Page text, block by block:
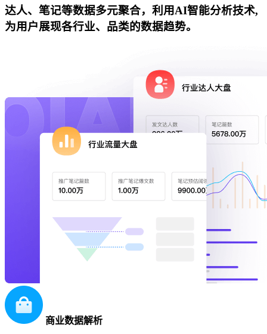
达人、笔记等数据多元聚合，利用AI智能分析技术,
为用户展现各行业、品类的数据趋势。
商业数据解析